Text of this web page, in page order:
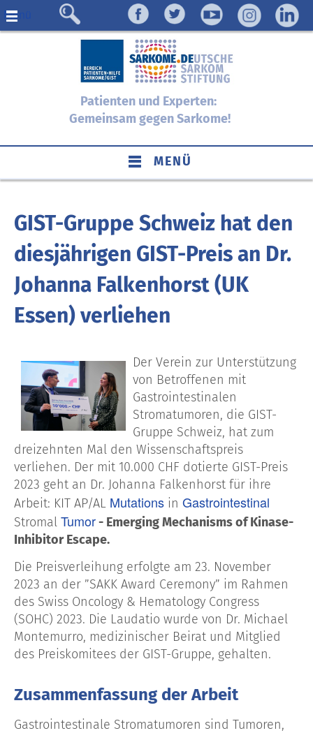
Menü
Patienten und Experten:
Gemeinsam gegen Sarkome!
MENÜ
GIST-Gruppe Schweiz hat den
diesjährigen GIST-Preis an Dr.
Johanna Falkenhorst (UK
Essen) verliehen
Der Verein zur Unterstützung
von Betroffenen mit
Gastrointestinalen
Stromatumoren, die GIST-
Gruppe Schweiz, hat zum
dreizehnten Mal den Wissenschaftspreis
verliehen. Der mit 10.000 CHF dotierte GIST-Preis
2023 geht an Dr. Johanna Falkenhorst für ihre
Arbeit: KIT AP/AL Mutations in Gastrointestinal
Stromal Tumor- Emerging Mechanisms of Kinase-
Inhibitor Escape.
Die Preisverleihung erfolgte am 23. November
2023 an der ”SAKK Award Ceremony” im Rahmen
des Swiss Oncology & Hematology Congress
(SOHC) 2023. Die Laudatio wurde von Dr. Michael
Montemurro, medizinischer Beirat und Mitglied
des Preiskomitees der GIST-Gruppe, gehalten.
Zusammenfassung der Arbeit
Gastrointestinale Stromatumoren sind Tumoren,